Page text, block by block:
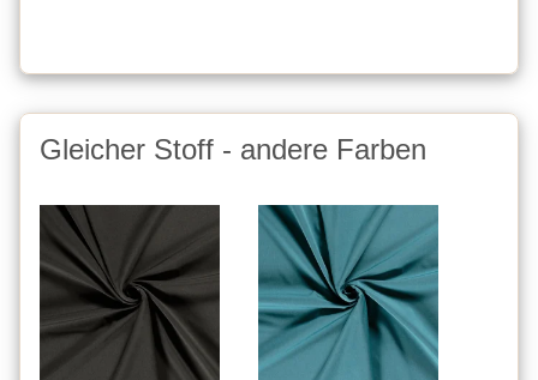
Gleicher Stoff - andere Farben